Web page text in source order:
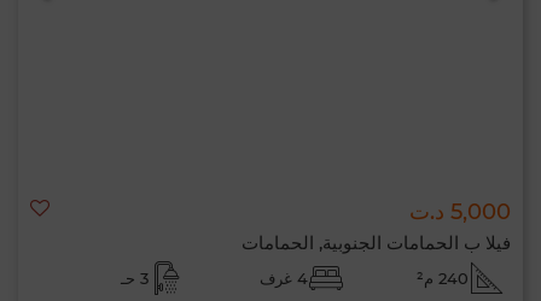
5,000 د.ت
فيلا ب الحمامات الجنوبية, الحمامات
240 م² 4 غرف 3 حـ